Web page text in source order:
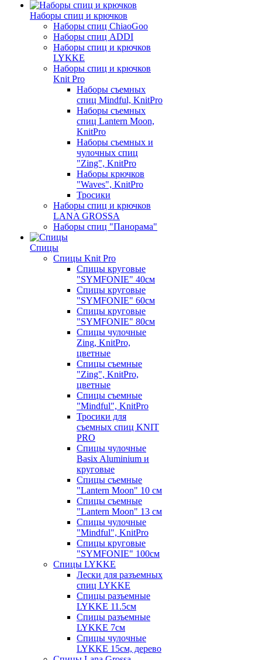
Наборы спиц и крючков
Наборы спиц ChiaoGoo
Наборы спиц ADDI
Наборы спиц и крючков
LYKKE
Наборы спиц и крючков
Knit Pro
Наборы съемных
спиц Mindful, KnitPro
Наборы съемных
спиц Lantern Moon,
KnitPro
Наборы съемных и
чулочных спиц
"Zing", KnitPro
Наборы крючков
"Waves", KnitPro
Тросики
Наборы спиц и крючков
LANA GROSSA
Наборы спиц "Панорама"
Спицы
Спицы Knit Pro
Спицы круговые
"SYMFONIE" 40см
Спицы круговые
"SYMFONIE" 60см
Спицы круговые
"SYMFONIE" 80см
Спицы чулочные
Zing, KnitPro,
цветные
Спицы съемные
"Zing", KnitPro,
цветные
Спицы съемные
"Mindful", KnitPro
Тросики для
съемных спиц KNIT
PRO
Спицы чулочные
Basix Aluminium и
круговые
Спицы съемные
"Lantern Moon" 10 см
Спицы съемные
"Lantern Moon" 13 см
Спицы чулочные
"Mindful", KnitPro
Спицы круговые
"SYMFONIE" 100см
Спицы LYKKE
Лески для разъемных
спиц LYKKE
Спицы разъемные
LYKKE 11.5см
Спицы разъемные
LYKKE 7см
Спицы чулочные
LYKKE 15см, дерево